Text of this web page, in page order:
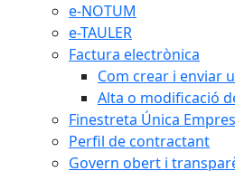
e-NOTUM
e-TAULER
Factura electrònica
Com crear i enviar
Alta o modificació
Finestreta Única
Perfil de contractant
Govern obert i